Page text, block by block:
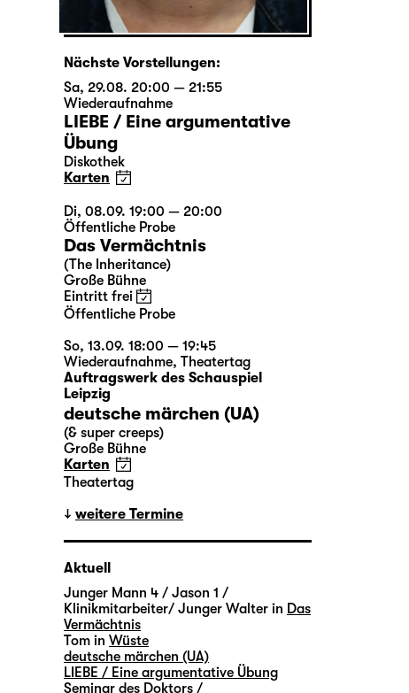
Nächste Vorstellungen:
Sa, 29.08. 20:00 — 21:55
Wiederaufnahme
LIEBE / Eine argumentative
Übung
Diskothek
Karten
Di, 08.09. 19:00 — 20:00
Öffentliche Probe
Das Vermächtnis
(The Inheritance)
Große Bühne
Eintritt frei
Öffentliche Probe
So, 13.09. 18:00 — 19:45
Wiederaufnahme, Theatertag
Auftragswerk des Schauspiel
Leipzig
deutsche märchen (UA)
(& super creeps)
Große Bühne
Karten
Theatertag
weitere Termine
Aktuell
Junger Mann 4 / Jason 1 /
Klinikmitarbeiter/ Junger Walter in Das
Vermächtnis
Tom in Wüste
deutsche märchen (UA)
LIEBE / Eine argumentative Übung
Seminar des Doktors /